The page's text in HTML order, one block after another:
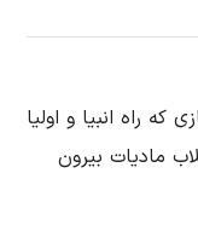
راه انبیا و اولیا
مادیات بیرون